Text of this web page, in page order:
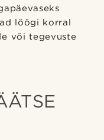
löögi korral
või tegevuste